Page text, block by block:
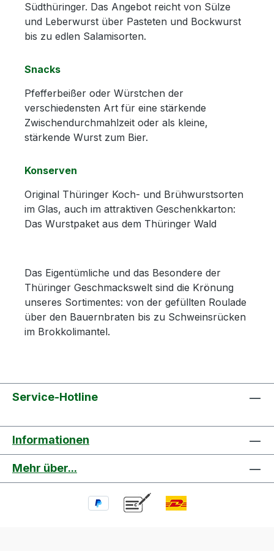
Südthüringer. Das Angebot reicht von Sülze
und Leberwurst über Pasteten und Bockwurst
bis zu edlen Salamisorten.
Snacks
Pfefferbeißer oder Würstchen der
verschiedensten Art für eine stärkende
Zwischendurchmahlzeit oder als kleine,
stärkende Wurst zum Bier.
Konserven
Original Thüringer Koch- und Brühwurstsorten
im Glas, auch im attraktiven Geschenkkarton:
Das Wurstpaket aus dem Thüringer Wald
Das Eigentümliche und das Besondere der
Thüringer Geschmackswelt sind die Krönung
unseres Sortimentes: von der gefüllten Roulade
über den Bauernbraten bis zu Schweinsrücken
im Brokkolimantel.
Service-Hotline
Informationen
Mehr über...